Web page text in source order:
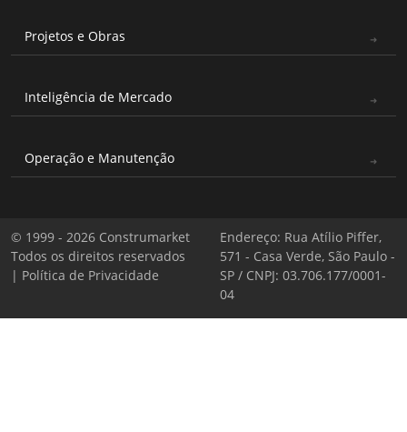
Projetos e Obras
Inteligência de Mercado
Operação e Manutenção
© 1999 - 2026 Construmarket
Todos os direitos reservados
| Política de Privacidade
Endereço: Rua Atílio Piffer,
571 - Casa Verde, São Paulo -
SP / CNPJ: 03.706.177/0001-
04